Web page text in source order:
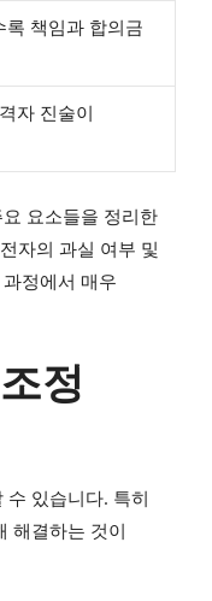
록 책임과 합의금
자 진술이
요소들을 정리한
자의 과실 여부 및
정에서 매우
정
있습니다. 특히
해결하는 것이